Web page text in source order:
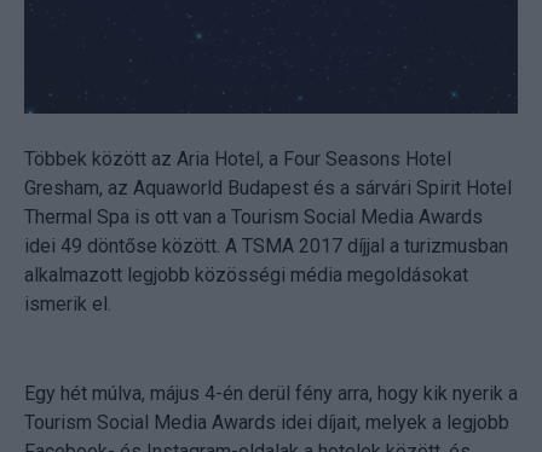
Többek között az Aria Hotel, a Four Seasons Hotel
Gresham, az Aquaworld Budapest és a sárvári Spirit Hotel
Thermal Spa is ott van a Tourism Social Media Awards
idei 49 döntőse között. A TSMA 2017 díjjal a turizmusban
alkalmazott legjobb közösségi média megoldásokat
ismerik el.
Egy hét múlva, május 4-én derül fény arra, hogy kik nyerik a
Tourism Social Media Awards idei díjait, melyek a legjobb